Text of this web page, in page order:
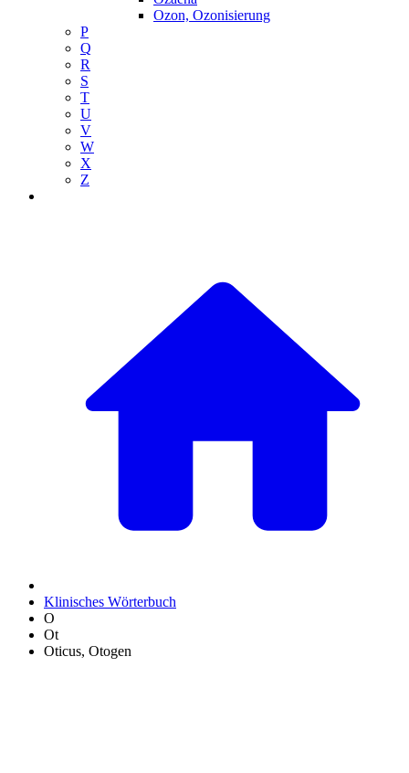
Ozon, Ozonisierung
P
Q
R
S
T
U
V
W
X
Z
Klinisches Wörterbuch
O
Ot
Oticus, Otogen